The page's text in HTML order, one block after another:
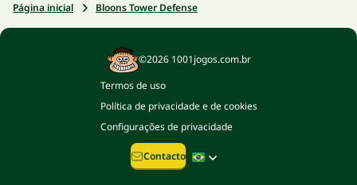
Página inicial Bloons Tower Defense
©2026 1001jogos.com.br
Termos de uso
Política de privacidade e de cookies
Configurações de privacidade
Contacto